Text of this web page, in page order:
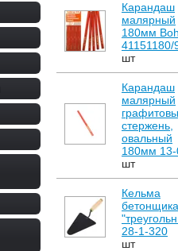
Карандаш
малярный
180мм
41151180/
шт
Карандаш
малярный
стержень,
овальный
180мм
шт
Кельма
бетонщика
28-1-320
шт